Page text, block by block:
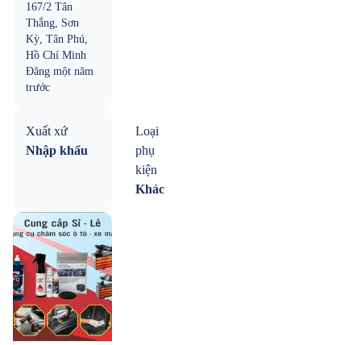
167/2 Tân
Thắng, Sơn
Kỳ, Tân Phú,
Hồ Chí Minh
Đăng một năm
trước
Xuất xứ
Nhập khẩu
Loại
phụ
kiện
Khác